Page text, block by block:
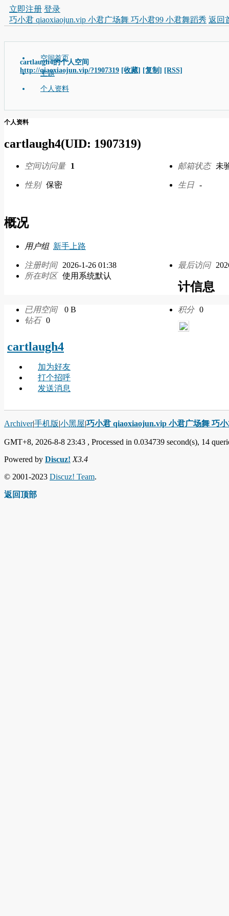
立即注册 登录
巧小君 qiaoxiaojun.vip 小君广场舞 巧小君99 小君舞蹈秀 返回
cartlaugh4的个人空间
http://qiaoxiaojun.vip/?1907319 [收藏] [复制] [RSS]
空间首页
主题
个人资料
个人资料
cartlaugh4(UID: 1907319)
空间访问量 1 邮箱状态 未
性别 保密 生日 -
概况
用户组 新手上路
注册时间 2026-1-26 01:38 最后访问
所在时区 使用系统默认
计信息
已用空间 0 B 积分 0
钻石 0
cartlaugh4
加为好友
打个招呼
发送消息
Archiver|手机版|小黑屋|巧小君 qiaoxiaojun.vip 小君广场舞 巧
GMT+8, 2026-8-8 23:43 , Processed in 0.034739 second(s), 14
Powered by Discuz! X3.4
© 2001-2023 Discuz! Team.
返回顶部